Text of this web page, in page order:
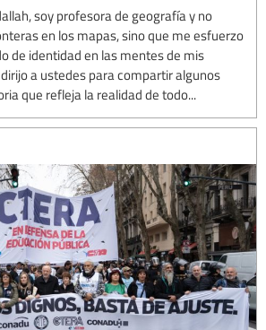
soy profesora de geografía y no
en los mapas, sino que me esfuerzo
de identidad en las mentes de mis
a ustedes para compartir algunos
que refleja la realidad de todo...